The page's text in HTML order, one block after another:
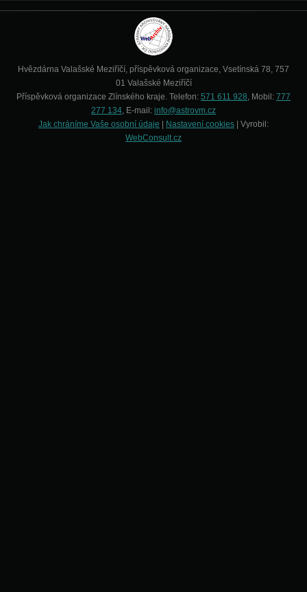
Hvězdárna Valašské Meziříčí, příspěvková organizace, Vsetínská 78, 757
01 Valašské Meziříčí
Příspěvková organizace Zlínského kraje. Telefon: 571 611 928, Mobil: 777
277 134, E-mail: info@astrovm.cz
Jak chráníme Vaše osobní údaje
Nastavení cookies | Vyrobil:
WebConsult.cz